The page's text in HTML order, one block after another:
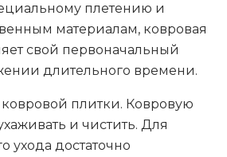
плетению и
материалам, ковровая
свой первоначальный
длительного времени.
плитки. Ковровую
и чистить. Для
ухода достаточно